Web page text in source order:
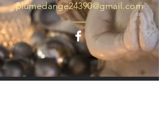
plumedange24390@gmail.com